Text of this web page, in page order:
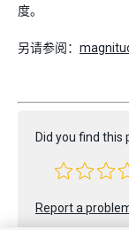
度。
另请参阅：
Did you find this
Report a